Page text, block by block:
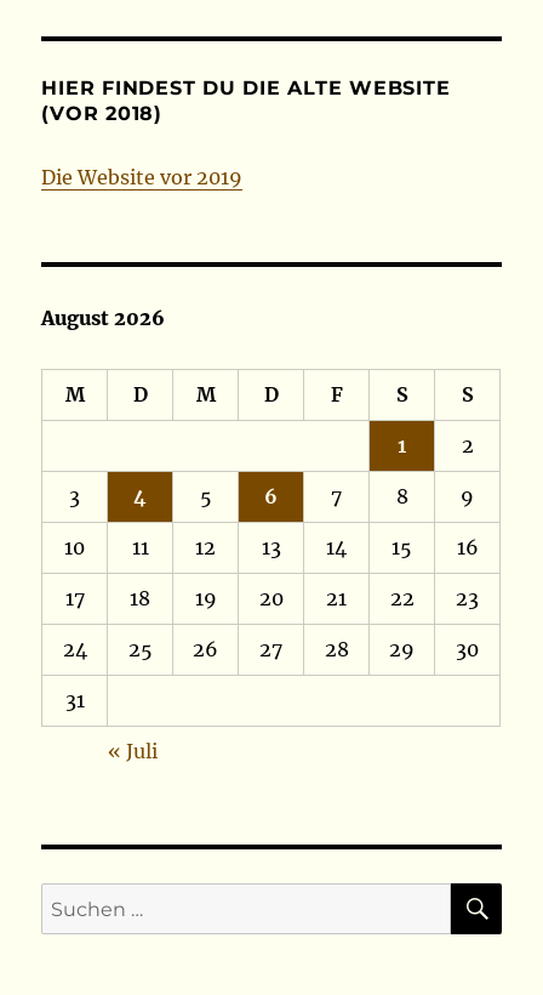
HIER FINDEST DU DIE ALTE WEBSITE
(VOR 2018)
Die Website vor 2019
August 2026
M D M D F S S
1 2
3 4 5 6 7 8 9
10 11 12 13 14 15 16
17 18 19 20 21 22 23
24 25 26 27 28 29 30
31
« Juli
Suchen
nach: